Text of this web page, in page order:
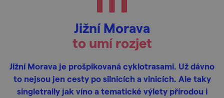
Jižní Morava
to umí rozjet
Jižní Morava je prošpikovaná cyklotrasami. Už dávno
to nejsou jen cesty po silnicích a vinicích. Ale taky
singletraily jak víno a tematické výlety přírodou i